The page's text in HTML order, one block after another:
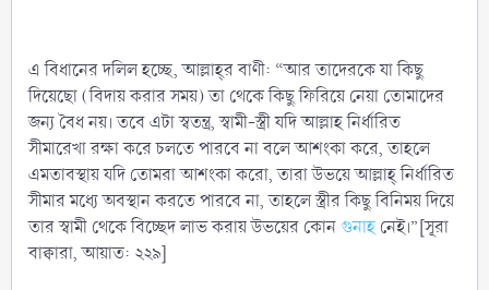
এ বিধানের দলিল হচ্ছে, আল্লাহ্‌র বাণী: “আর তাদেরকে যা কিছু
দিয়েছো (বিদায় করার সময়) তা থেকে কিছু ফিরিয়ে নেয়া তোমাদের
জন্য বৈধ নয়। তবে এটা স্বতন্ত্র, স্বামী-স্ত্রী যদি আল্লাহ নির্ধারিত
সীমারেখা রক্ষা করে চলতে পারবে না বলে আশংকা করে, তাহলে
এমতাবস্থায় যদি তোমরা আশংকা করো, তারা উভয়ে আল্লাহ্‌ নির্ধারিত
সীমার মধ্যে অবস্থান করতে পারবে না, তাহলে স্ত্রীর কিছু বিনিময় দিয়ে
তার স্বামী থেকে বিচ্ছেদ লাভ করায় উভয়ের কোনগুনাহ নেই।”[সূরা
বাক্বারা, আয়াত: ২২৯]